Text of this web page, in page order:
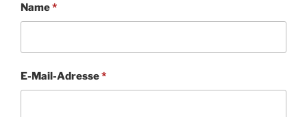
Name*
E-Mail-Adresse*